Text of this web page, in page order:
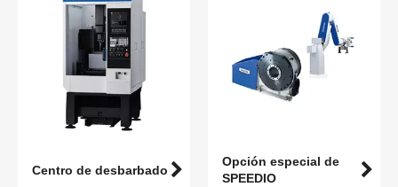
Centro de desbarbado
Opción especial de
SPEEDIO